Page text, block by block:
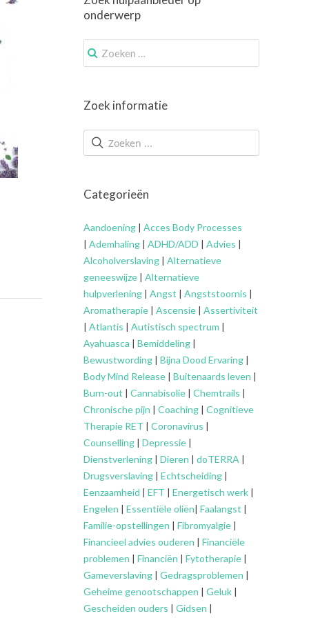
onderwerp
Zoek
naar:
Zoek informatie
Categorieën
Aandoening | Acces Body Processes
| Ademhaling | ADHD/ADD | Advies |
Alcoholverslaving | Alternatieve
geneeswijze | Alternatieve
hulpverlening | Angst | Angststoornis |
Aromatherapie | Ascensie | Assertiviteit
| Atlantis | Autistisch spectrum |
Ayahuasca | Bemiddeling |
Bewustwording | Bijna Dood Ervaring |
Body Mind Release | Buitenaards leven |
Burn-out | Cannabisolie | Chemtrails |
Chronische pijn | Coaching | Cognitieve
Therapie RET | Coronavirus |
Counselling | Depressie |
Dienstverlening | Dieren | doTERRA |
Drugsverslaving | Echtscheiding |
Eenzaamheid | EFT | Energetisch werk |
Engelen | Essentiële oliën| Faalangst |
Familie-opstellingen | Fibromyalgie |
Financieel advies ouderen | Financiële
problemen | Financiën | Fytotherapie |
Gameverslaving | Gedragsproblemen |
Geheime genootschappen | Geluk |
Gescheiden ouders | Gidsen |